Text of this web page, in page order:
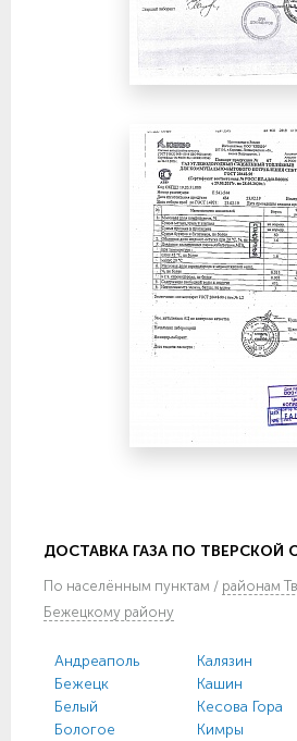
ДОСТАВКА ГАЗА ПО ТВЕРСКОЙ
По населённым пунктам / районам
Бежецкому району
Андреаполь
Бежецк
Белый
Бологое
Калязин
Кашин
Кесова Гора
Кимры